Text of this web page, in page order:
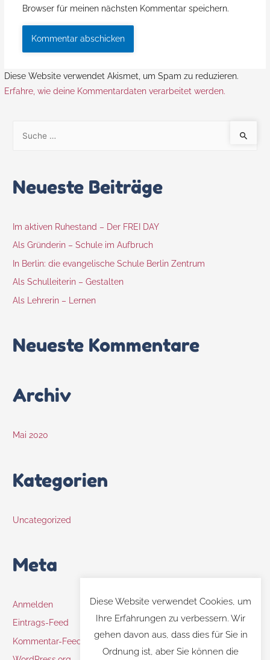
Browser für meinen nächsten Kommentar speichern.
Diese Website verwendet Akismet, um Spam zu reduzieren.
Erfahre, wie deine Kommentardaten verarbeitet werden.
Neueste Beiträge
Im aktiven Ruhestand – Der FREI DAY
Als Gründerin – Schule im Aufbruch
In Berlin: die evangelische Schule Berlin Zentrum
Als Schulleiterin – Gestalten
Als Lehrerin – Lernen
Neueste Kommentare
Archiv
Mai 2020
Kategorien
Uncategorized
Meta
Anmelden
Eintrags-Feed
Kommentar-Feed
Diese Website verwendet Cookies, um
Ihre Erfahrungen zu verbessern. Wir
gehen davon aus, dass dies für Sie in
Ordnung ist, aber Sie können die